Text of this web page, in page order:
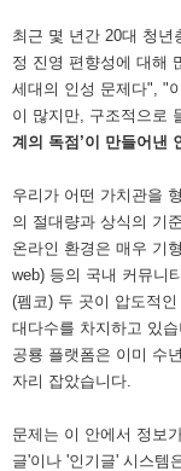
최근 몇 년간 20대 청년
정 진영 편향성에 대해
세대의 인성 문제다", "
이 많지만, 구조적으로
계의 독점’이 만들어낸
우리가 어떤 가치관을
의 절대량과 상식의 기
온라인 환경은 매우 기
web) 등의 국내 커뮤니
(펨코) 두 곳이 압도적
대다수를 차지하고 있
공룡 플랫폼은 이미 수
자리 잡았습니다.
문제는 이 안에서 정보
글'이나 '인기글' 시스템